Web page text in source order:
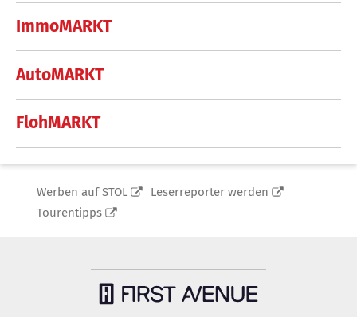
ImmoMARKT
AutoMARKT
FlohMARKT
Werben auf STOL
Leserreporter werden
Tourentipps